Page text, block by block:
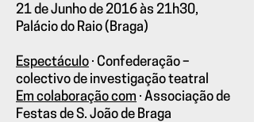
21 de Junho de 2016 às 21h30,
Palácio do Raio (Braga)
Espectáculo · Confederação –
colectivo de investigação teatral
Em colaboração com · Associação de
Festas de S. João de Braga